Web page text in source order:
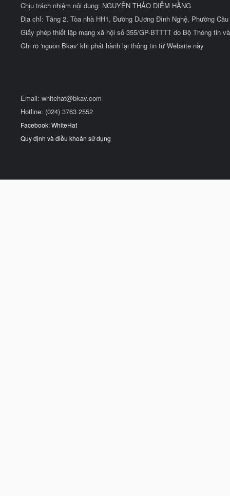
Chịu trách nhiệm nội dung: NGUYỄN THẢO DIỄM HẰNG
Địa chỉ: Tầng 2, Tòa nhà HH1, Đường Dương Đình Nghệ, Phường
Giấy phép thiết lập mạng xã hội số 355/GP-BTTTT do Bộ Thông tin
Ghi rõ 'nguồn Bkav' khi phát hành lại thông tin từ Website này
Email: whitehat@bkav.com
Hotline: (024) 3763 2552
Facebook: WhiteHat
Quy định và điều khoản sử dụng